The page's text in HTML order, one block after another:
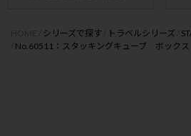
シリーズで探す トラベルシリーズ
No.60511：スタッキングキューブ ボックス